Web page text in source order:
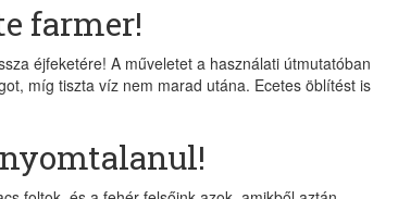
farmer!
éjfeketére! A műveletet a használati útmutatóban
míg tiszta víz nem marad utána. Ecetes öblítést is